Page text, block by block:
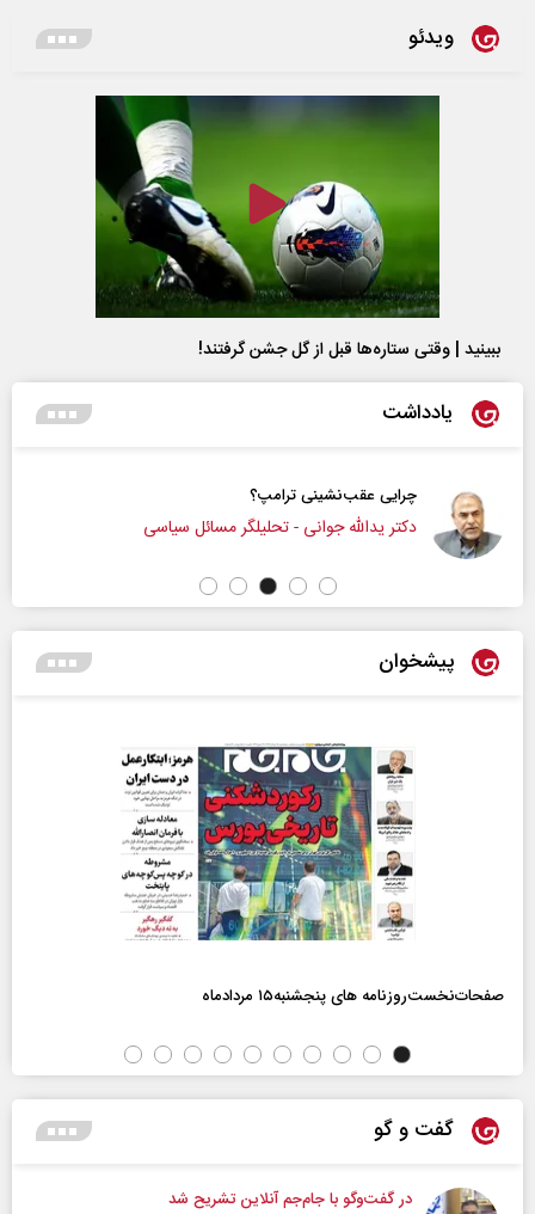
ویدئو
ببینید | وقتی ستاره‌ها قبل از گل جشن گرفتند!
یادداشت
چرایی عقب‌نشینی ترامپ؟
دکتر یدالله جوانی - تحلیلگر مسائل سیاسی
پیشخوان
صفحات‌نخست‌روزنامه ها‌ی پنجشنبه‌۱۵ مردادماه
گفت و گو
در گفت‌و‌گو با جام‌جم آنلاین تشریح شد